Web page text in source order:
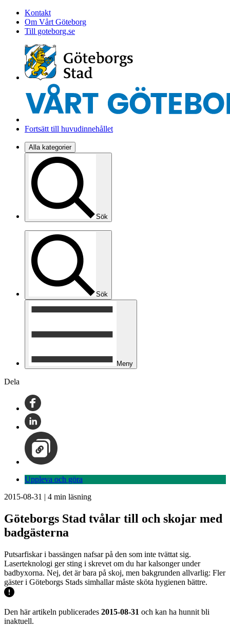
Kontakt
Om Vårt Göteborg
Till goteborg.se
Fortsätt till huvudinnehållet
Alla kategorier
Sök
Sök
Meny
Dela
Uppleva och göra
2015-08-31 | 4 min läsning
Göteborgs Stad tvålar till och skojar med
badgästerna
Putsarfiskar i bassängen nafsar på den som inte tvättat sig.
Laserteknologi ger sting i skrevet om du har kalsonger under
badbyxorna. Nej, det är bara på skoj, men bakgrunden allvarlig: Fler
gäster i Göteborgs Stads simhallar måste sköta hygienen bättre.
Den här artikeln publicerades 2015-08-31 och kan ha hunnit bli
inaktuell.